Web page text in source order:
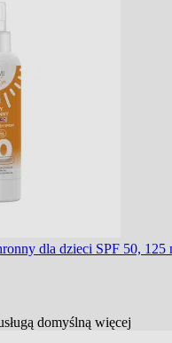
dla dzieci SPF 50, 125
domyślną więcej